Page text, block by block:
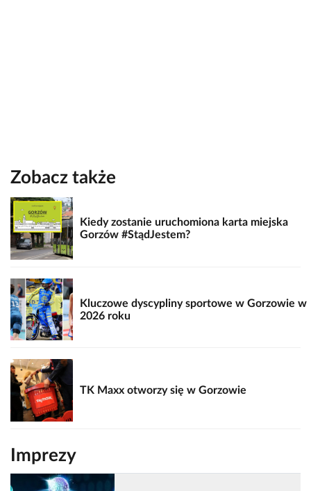
Zobacz także
Kiedy zostanie uruchomiona karta miejska
Gorzów #StądJestem?
Kluczowe dyscypliny sportowe w Gorzowie w
2026 roku
TK Maxx otworzy się w Gorzowie
Imprezy